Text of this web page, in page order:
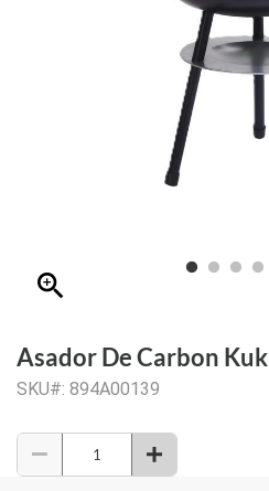
zoom_in
Asador De Carbon
SKU#: 894A00139